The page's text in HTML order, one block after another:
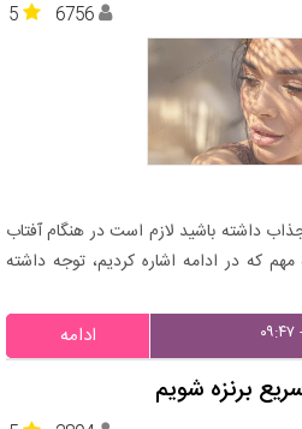
5 6756
داشته باشید لازم است در هنگام آفتاب
که در ادامه اشاره کردیم، توجه داشته
ادامه
برنزه شویم